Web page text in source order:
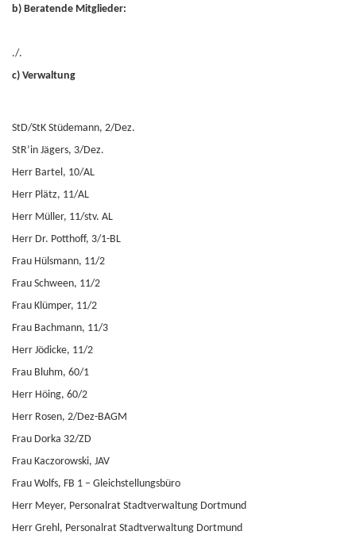
b) Beratende Mitglieder:
./.
c) Verwaltung
StD/StK Stüdemann, 2/Dez.
StR’in Jägers, 3/Dez.
Herr Bartel, 10/AL
Herr Plätz, 11/AL
Herr Müller, 11/stv. AL
Herr Dr. Potthoff, 3/1-BL
Frau Hülsmann, 11/2
Frau Schween, 11/2
Frau Klümper, 11/2
Frau Bachmann, 11/3
Herr Jödicke, 11/2
Frau Bluhm, 60/1
Herr Höing, 60/2
Herr Rosen, 2/Dez-BAGM
Frau Dorka 32/ZD
Frau Kaczorowski, JAV
Frau Wolfs, FB 1 – Gleichstellungsbüro
Herr Meyer, Personalrat Stadtverwaltung Dortmund
Herr Grehl, Personalrat Stadtverwaltung Dortmund